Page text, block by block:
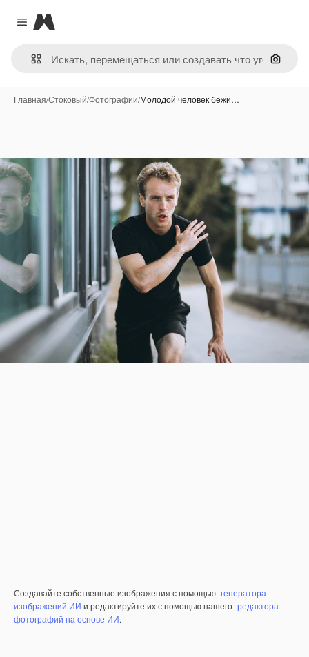
Close menu
Magnific
Поиск
Главная/Стоковый/Фотографии/Молодой человек бежи…
Создавайте собственные изображения с помощью генератора
изображений ИИ и редактируйте их с помощью нашего редактора
фотографий на основе ИИ.